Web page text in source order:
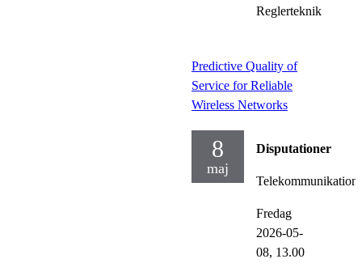
Reglerteknik
Predictive Quality of
Service for Reliable
Wireless Networks
8
maj
Disputationer
Telekommunikation
Fredag
2026-05-
08, 13.00